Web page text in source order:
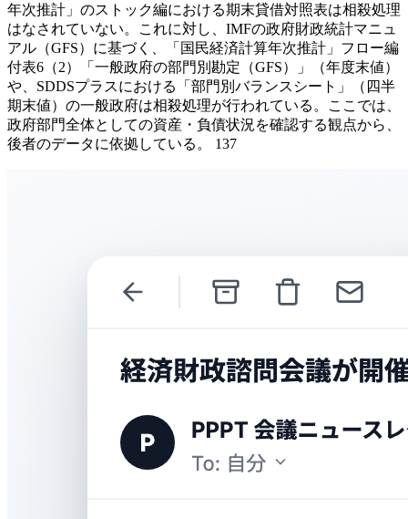
年次推計」のストック編における期末貸借対照表は相殺処理
はなされていない。これに対し、IMFの政府財政統計マニュ
アル（GFS）に基づく、「国民経済計算年次推計」フロー編
付表6（2）「一般政府の部門別勘定（GFS）」（年度末値）
や、SDDSプラスにおける「部門別バランスシート」（四半
期末値）の一般政府は相殺処理が行われている。ここでは、
政府部門全体としての資産・負債状況を確認する観点から、
後者のデータに依拠している。 137